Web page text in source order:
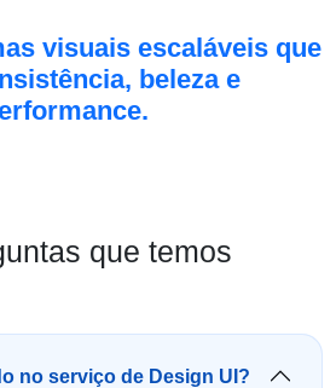
visuais escaláveis que
beleza e
que temos
no serviço de Design UI?